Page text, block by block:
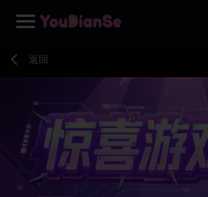
返回